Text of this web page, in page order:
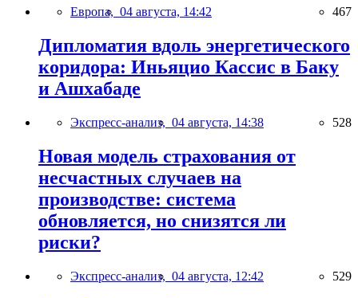
Европа, 04 августа, 14:42 467
Дипломатия вдоль энергетического
коридора: Иньяцио Кассис в Баку
и Ашхабаде
Экспресс-анализ, 04 августа, 14:38 528
Новая модель страхования от
несчастных случаев на
производстве: система
обновляется, но снизятся ли
риски?
Экспресс-анализ, 04 августа, 12:42 529